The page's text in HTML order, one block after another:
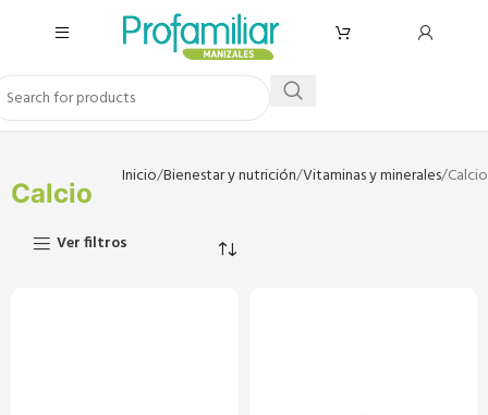
Inicio Bienestar y nutrición Vitaminas y minerales Calcio
Calcio
Ver filtros